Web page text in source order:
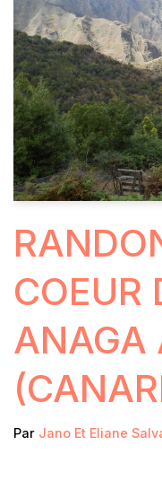
COEUR
ANAGA
Par Jano Et Eliane